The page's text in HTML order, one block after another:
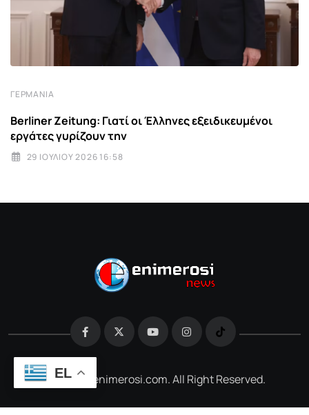
ΓΕΡΜΑΝΊΑ
Berliner Zeitung: Γιατί οι Έλληνες εξειδικευμένοι
εργάτες γυρίζουν την
29 ΙΟΥΛΊΟΥ 2026 16:58
@2026 e-enimerosi.com. All Right Reserved.
EL